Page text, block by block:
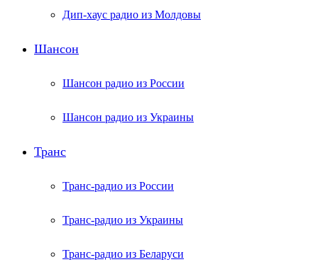
Дип-хаус радио из Молдовы
Шансон
Шансон радио из России
Шансон радио из Украины
Транс
Транс-радио из России
Транс-радио из Украины
Транс-радио из Беларуси